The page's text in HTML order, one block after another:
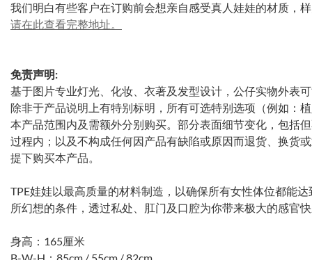
我们明白有些客户在订购前会想亲自感受真人娃娃的材质，
请在此查看完整地址。
免责声明:
基于图片专业灯光、化妆、衣著及发型设计，公仔实物外表
除非于产品说明上有特别标明，所有可选特别选项（例如：
本产品范围内及需额外分别购买。部分表面细节变化，包括
过程内；以及不构成任何因产品有缺陷或原因而退货、换货
提下购买本产品。
TPE娃娃以最高质量的材料制造，以确保所有女性体位都能
所幻想的条件，透过私处、肛门及口腔为你带来极大的感官
身高：165厘米